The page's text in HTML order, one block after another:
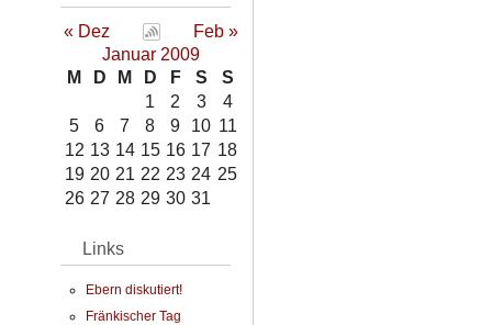
« Dez
Feb »
Januar 2009
M
D M D F S
S
1
2 3
4
5
6 7 8 9 10 11
12 13 14 15 16 17 18
19 20 21 22 23 24 25
26 27 28 29 30 31
Links
Ebern diskutiert!
Fränkischer Tag